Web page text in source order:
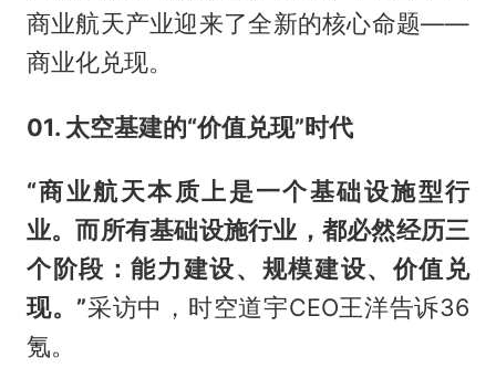
商业航天产业迎来了全新的核心命题——
商业化兑现。
01. 太空基建的“价值兑现”时代
“商业航天本质上是一个基础设施型行
业。而所有基础设施行业，都必然经历三
个阶段：能力建设、规模建设、价值兑
现。”采访中，时空道宇CEO王洋告诉36
氪。